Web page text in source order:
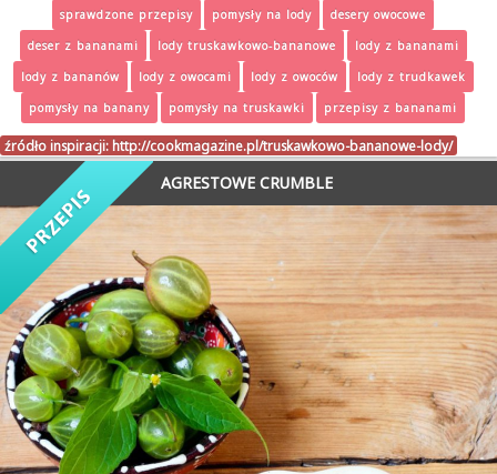
sprawdzone przepisy
pomysły na lody
desery owocowe
deser z bananami
lody truskawkowo-bananowe
lody z bananami
lody z bananów
lody z owocami lody z owoców
lody z trudkawek
pomysły na banany
pomysły na truskawki przepisy z bananami
źródło inspiracji: http://cookmagazine.pl/truskawkowo-bananowe-lody/
AGRESTOWE CRUMBLE